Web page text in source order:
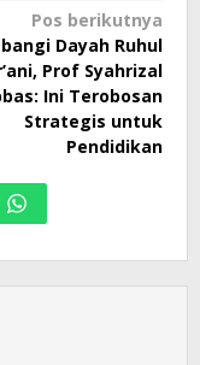
Pos berikutnya
Dayah Ruhul
Prof Syahrizal
Ini Terobosan
Strategis untuk
Pendidikan